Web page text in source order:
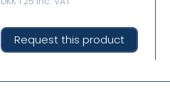
Request this product